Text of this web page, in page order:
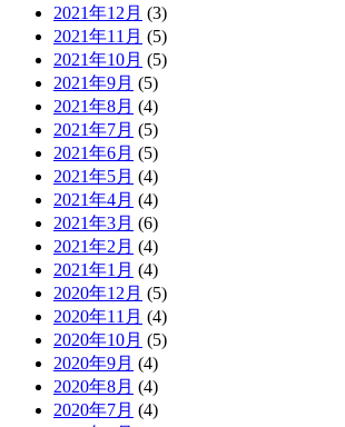
2021年12月 (3)
2021年11月 (5)
2021年10月 (5)
2021年9月 (5)
2021年8月 (4)
2021年7月 (5)
2021年6月 (5)
2021年5月 (4)
2021年4月 (4)
2021年3月 (6)
2021年2月 (4)
2021年1月 (4)
2020年12月 (5)
2020年11月 (4)
2020年10月 (5)
2020年9月 (4)
2020年8月 (4)
2020年7月 (4)